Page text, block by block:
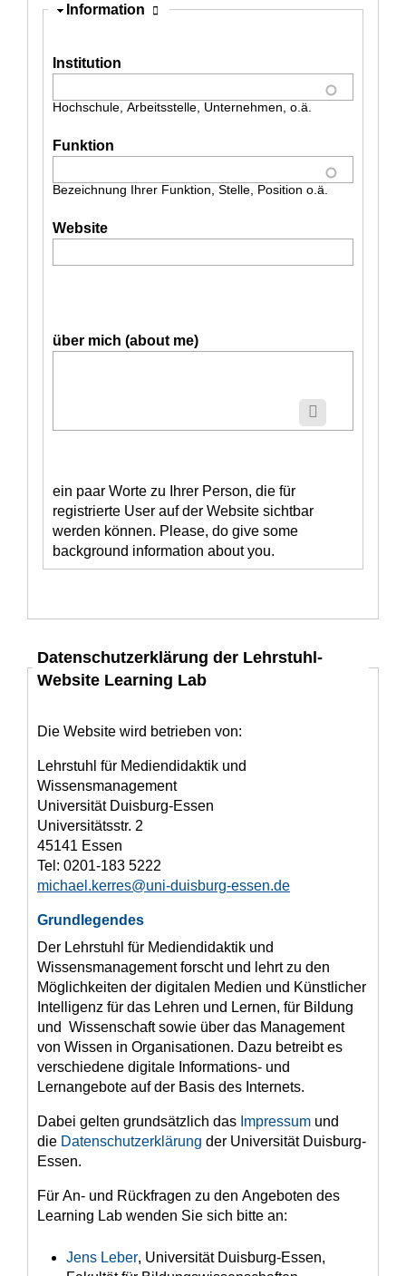
Ausblenden
Information
Institution
Hochschule, Arbeitsstelle, Unternehmen, o.ä.
Funktion
Bezeichnung Ihrer Funktion, Stelle, Position o.ä.
Website
über mich (about me)
ein paar Worte zu Ihrer Person, die für
registrierte User auf der Website sichtbar
werden können. Please, do give some
background information about you.
Datenschutzerklärung der Lehrstuhl-
Website Learning Lab
Die Website wird betrieben von:
Lehrstuhl für Mediendidaktik und
Wissensmanagement
Universität Duisburg-Essen
Universitätsstr. 2
45141 Essen
Tel: 0201-183 5222
michael.kerres@uni-duisburg-essen.de
Grundlegendes
Der Lehrstuhl für Mediendidaktik und
Wissensmanagement forscht und lehrt zu den
Möglichkeiten der digitalen Medien und Künstlicher
Intelligenz für das Lehren und Lernen, für Bildung
und Wissenschaft sowie über das Management
von Wissen in Organisationen. Dazu betreibt es
verschiedene digitale Informations- und
Lernangebote auf der Basis des Internets.
Dabei gelten grundsätzlich das Impressum und
die Datenschutzerklärung der Universität Duisburg-
Essen.
Für An- und Rückfragen zu den Angeboten des
Learning Lab wenden Sie sich bitte an:
Jens Leber, Universität Duisburg-Essen,